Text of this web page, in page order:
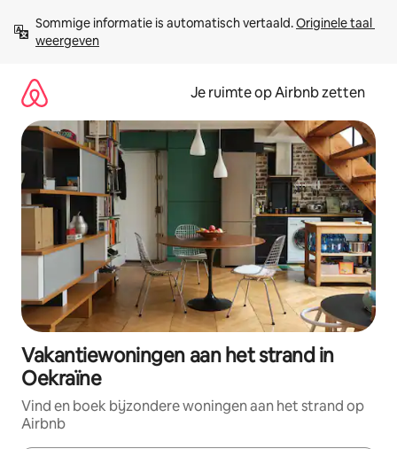
direct
naar
Sommige informatie is automatisch vertaald. Originele taal
weergeven
Je ruimte op Airbnb zetten
Vakantiewoningen aan het strand in
Oekraïne
Vind en boek bijzondere woningen aan het strand op
Airbnb